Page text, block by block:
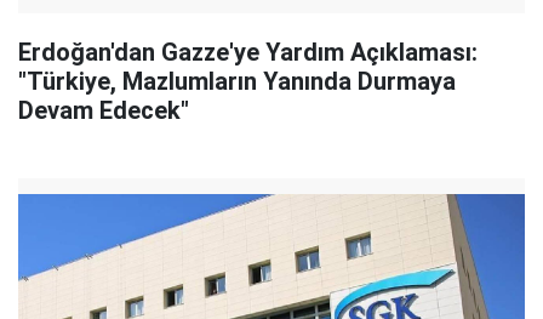
Erdoğan'dan Gazze'ye Yardım Açıklaması:
"Türkiye, Mazlumların Yanında Durmaya
Devam Edecek"